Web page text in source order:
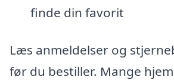
finde din favorit
Læs anmeldelser og
før du bestiller. Mange